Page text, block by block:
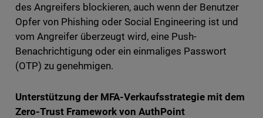
des Angreifers blockieren, auch wenn der Benutzer
Opfer von Phishing oder Social Engineering ist und
vom Angreifer überzeugt wird, eine Push-
Benachrichtigung oder ein einmaliges Passwort
(OTP) zu genehmigen.
Unterstützung der MFA-Verkaufsstrategie mit dem
Zero-Trust Framework von AuthPoint